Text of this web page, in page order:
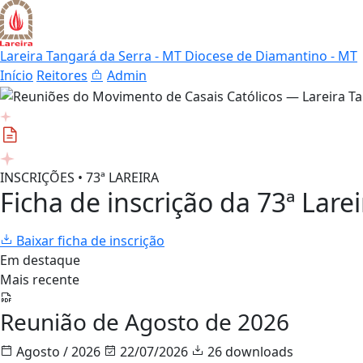
Lareira Tangará da Serra - MT Diocese de Diamantino - MT
Início Reitores Admin
INSCRIÇÕES • 73ª LAREIRA
Ficha de inscrição da 73ª
Baixar ficha de inscrição
Em destaque
Mais recente
Reunião de Agosto de 2026
Agosto / 2026 22/07/2026
26 downloads